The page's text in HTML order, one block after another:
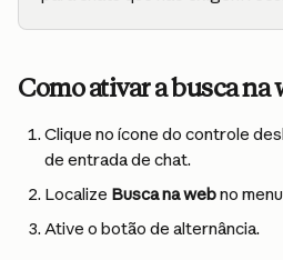
Como ativar a busca na
Clique no ícone do controle
de entrada de chat.
Localize Busca na web no
Ative o botão de alternância.